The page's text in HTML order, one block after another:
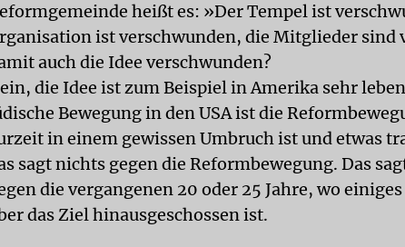
heißt es: »Der Tempel ist
ist verschwunden, die Mitglieder sind
auch die Idee verschwunden?
die Idee ist zum Beispiel in Amerika sehr
Bewegung in den USA ist die
in einem gewissen Umbruch ist und etwas
sagt nichts gegen die Reformbewegung. Das
die vergangenen 20 oder 25 Jahre, wo
das Ziel hinausgeschossen ist.